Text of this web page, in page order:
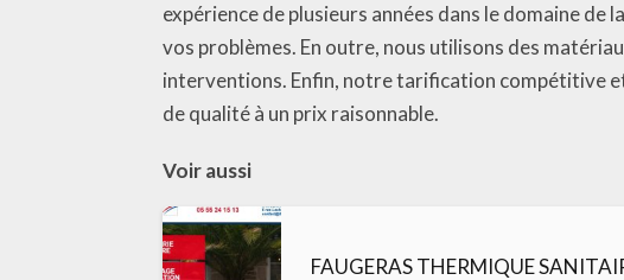
expérience de plusieurs années dans le domaine
vos problèmes. En outre, nous utilisons des
interventions. Enfin, notre tarification compétitive
de qualité à un prix raisonnable.
Voir aussi
FAUGERAS THERMIQUE